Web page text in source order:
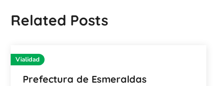
Related Posts
Vialidad
Prefectura de Esmeraldas